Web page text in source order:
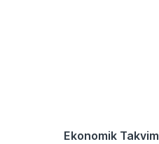
Ekonomik Takvim